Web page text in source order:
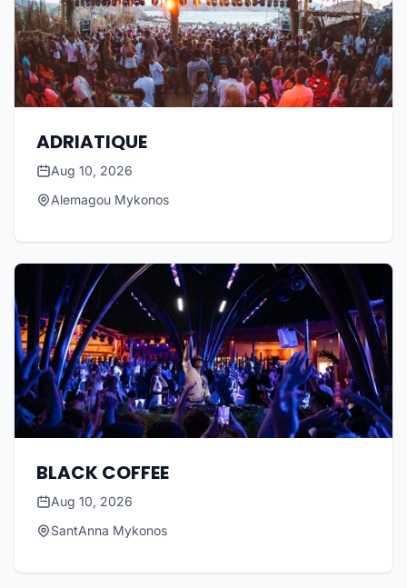
ADRIATIQUE
Aug 10, 2026
Alemagou Mykonos
BLACK COFFEE
Aug 10, 2026
SantAnna Mykonos